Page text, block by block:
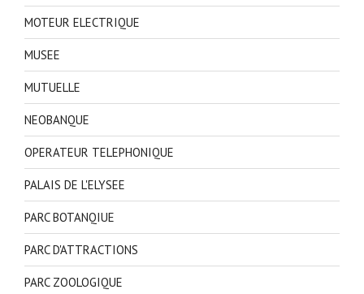
MOTEUR ELECTRIQUE
MUSEE
MUTUELLE
NEOBANQUE
OPERATEUR TELEPHONIQUE
PALAIS DE L'ELYSEE
PARC BOTANQIUE
PARC D'ATTRACTIONS
PARC ZOOLOGIQUE